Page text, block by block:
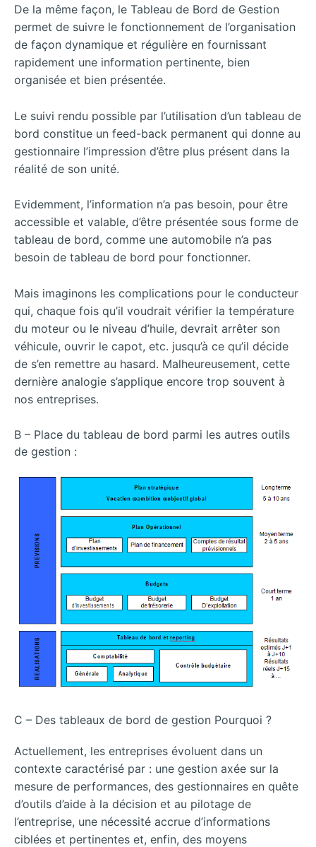
De la même façon, le Tableau de Bord de Gestion
permet de suivre le fonctionnement de l’organisation
de façon dynamique et régulière en fournissant
rapidement une information pertinente, bien
organisée et bien présentée.
Le suivi rendu possible par l’utilisation d’un tableau de
bord constitue un feed-back permanent qui donne au
gestionnaire l’impression d’être plus présent dans la
réalité de son unité.
Evidemment, l’information n’a pas besoin, pour être
accessible et valable, d’être présentée sous forme de
tableau de bord, comme une automobile n’a pas
besoin de tableau de bord pour fonctionner.
Mais imaginons les complications pour le conducteur
qui, chaque fois qu’il voudrait vérifier la température
du moteur ou le niveau d’huile, devrait arrêter son
véhicule, ouvrir le capot, etc. jusqu’à ce qu’il décide
de s’en remettre au hasard. Malheureusement, cette
dernière analogie s’applique encore trop souvent à
nos entreprises.
B – Place du tableau de bord parmi les autres outils
de gestion :
C – Des tableaux de bord de gestion Pourquoi ?
Actuellement, les entreprises évoluent dans un
contexte caractérisé par : une gestion axée sur la
mesure de performances, des gestionnaires en quête
d’outils d’aide à la décision et au pilotage de
l’entreprise, une nécessité accrue d’informations
ciblées et pertinentes et, enfin, des moyens